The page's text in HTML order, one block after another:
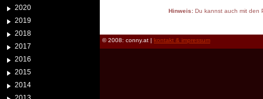
2020
2019
2018
2017
2016
2015
2014
Hinweis:Du kannst auch mit den
© 2008: conny.at | kontakt & impressum